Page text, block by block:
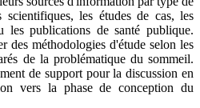
scientifiques, les études de cas, les
les publications de santé publique.
des méthodologies d'étude selon les
de la problématique du sommeil.
de support pour la discussion en
vers la phase de conception du